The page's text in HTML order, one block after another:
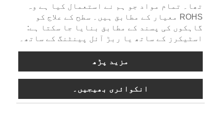
تھا۔ تمام مواد جو ہم نے استعمال کیا ہے وہ
ROHS معیار کے مطابق ہیں۔ سطح کے علاج کو
گاہکوں کی پسند کے مطابق بنایا جا سکتا ہے:
اسٹیکرز کے ساتھ یا ربڑ آئل پینٹنگ کے ساتھ۔
مزید پڑھ
انکوائری بھیجیں۔